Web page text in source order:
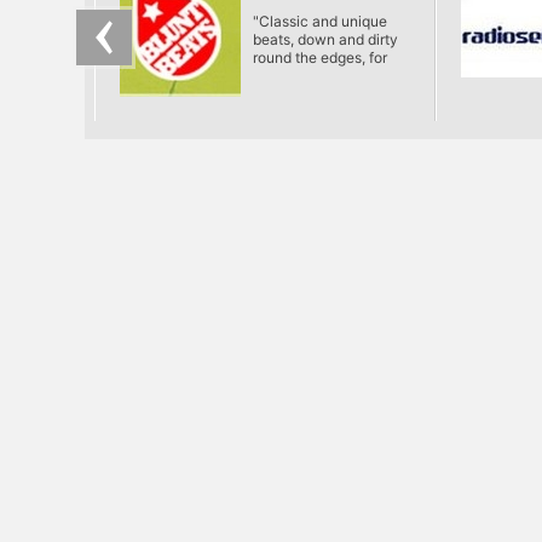
"Classic and unique
beats, down and dirty
round the edges, for